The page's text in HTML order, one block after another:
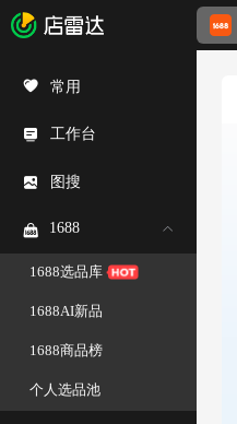
常用
工作台
图搜
1688
1688选品库
1688AI新品
1688商品榜
个人选品池